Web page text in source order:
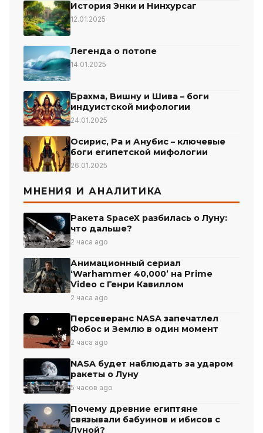
История Энки и Нинхурсаг
12.01.2025
Легенда о потопе
14.01.2025
Брахма, Вишну и Шива – боги
индуистской мифологии
24.01.2025
Осирис, Ра и Анубис – ключевые
боги египетской мифологии
26.01.2025
МНЕНИЯ И АНАЛИТИКА
Ракета SpaceX разбилась о Луну:
что дальше?
2 часа ago
Анимационный сериал
‘Warhammer 40,000’ на Prime
Video с Генри Кавиллом
2 часа ago
Персеверанс NASA запечатлел
Фобос и Землю в один момент
2 часа ago
NASA будет наблюдать за ударом
ракеты о Луну
5 часов ago
Почему древние египтяне
связывали бабуинов и ибисов с
Луной?